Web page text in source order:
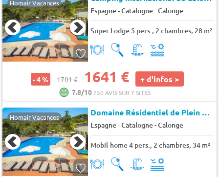
Homair Vacances
Espagne - Catalogne-Calonge
Super Lodge 5 pers., 2 chambres, 28 m²
- 4 % 1701 € 1641 € + d'infos >
7.8/10750 AVIS SUR 7 SITES
Homair Vacances Domaine Résidentiel de Plein Air Internacional de Calonge
Espagne - Catalogne-Calonge
Mobil-home 4 pers., 2 chambres, 34 m²